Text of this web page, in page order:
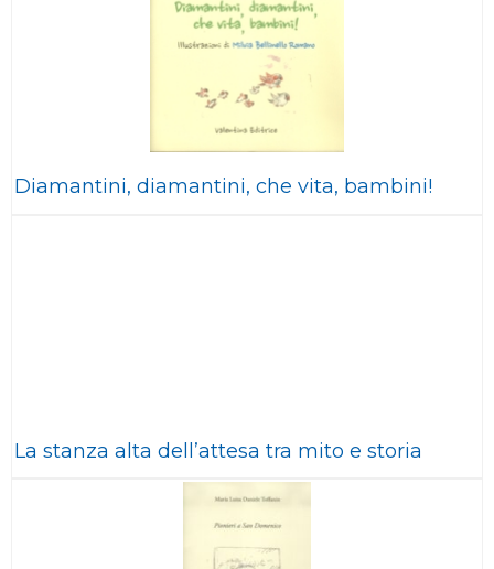
Diamantini, diamantini, che vita, bambini!
La stanza alta dell’attesa tra mito e storia